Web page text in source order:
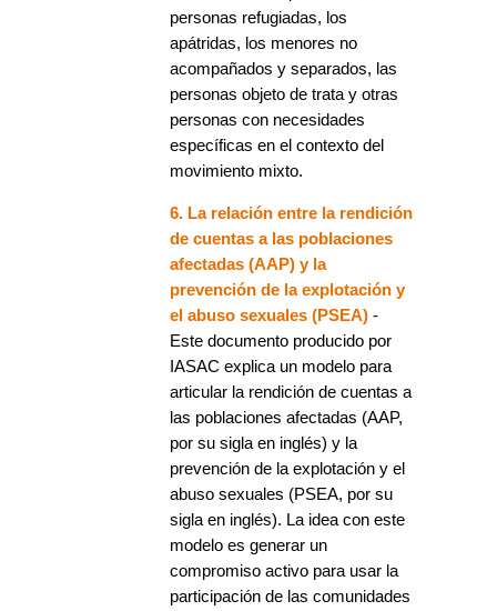
personas refugiadas, los
apátridas, los menores no
acompañados y separados, las
personas objeto de trata y otras
personas con necesidades
específicas en el contexto del
movimiento mixto.
6. La relación entre la rendición
de cuentas a las poblaciones
afectadas (AAP) y la
prevención de la explotación y
el abuso sexuales (PSEA) -
Este documento producido por
IASAC explica un modelo para
articular la rendición de cuentas a
las poblaciones afectadas (AAP,
por su sigla en inglés) y la
prevención de la explotación y el
abuso sexuales (PSEA, por su
sigla en inglés). La idea con este
modelo es generar un
compromiso activo para usar la
participación de las comunidades